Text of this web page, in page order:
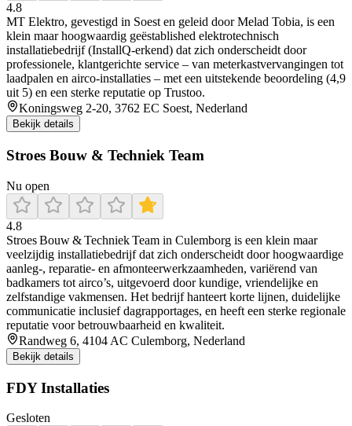
4.8
MT Elektro, gevestigd in Soest en geleid door Melad Tobia, is een
klein maar hoogwaardig geëstablished elektrotechnisch
installatiebedrijf (InstallQ‑erkend) dat zich onderscheidt door
professionele, klantgerichte service – van meterkastvervangingen tot
laadpalen en airco-installaties – met een uitstekende beoordeling (4,9
uit 5) en een sterke reputatie op Trustoo.
Koningsweg 2-20, 3762 EC Soest, Nederland
Bekijk details
Stroes Bouw & Techniek Team
Nu open
4.8
Stroes Bouw & Techniek Team in Culemborg is een klein maar
veelzijdig installatiebedrijf dat zich onderscheidt door hoogwaardige
aanleg-, reparatie- en afmonteerwerkzaamheden, variërend van
badkamers tot airco’s, uitgevoerd door kundige, vriendelijke en
zelfstandige vakmensen. Het bedrijf hanteert korte lijnen, duidelijke
communicatie inclusief dagrapportages, en heeft een sterke regionale
reputatie voor betrouwbaarheid en kwaliteit.
Randweg 6, 4104 AC Culemborg, Nederland
Bekijk details
FDY Installaties
Gesloten